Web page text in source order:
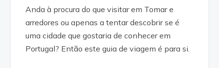
Anda à procura do que visitar em Tomar e
arredores ou apenas a tentar descobrir se é
uma cidade que gostaria de conhecer em
Portugal? Então este guia de viagem é para si.